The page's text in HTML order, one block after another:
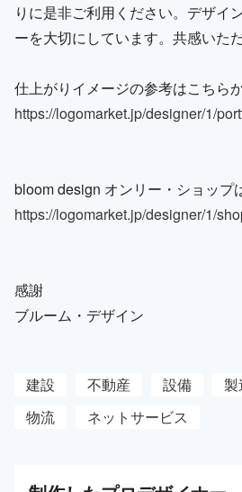
りに是非ご利用ください。デザイ
ーを大切にしています。共感いた
仕上がりイメージの参考はこちら
https://logomarket.jp/designer/1/
bloom design オンリー・ショップ
https://logomarket.jp/designer/1/
感謝
ブルーム・デザイン
建設 不動産 設備 製
物流
ネットサービス